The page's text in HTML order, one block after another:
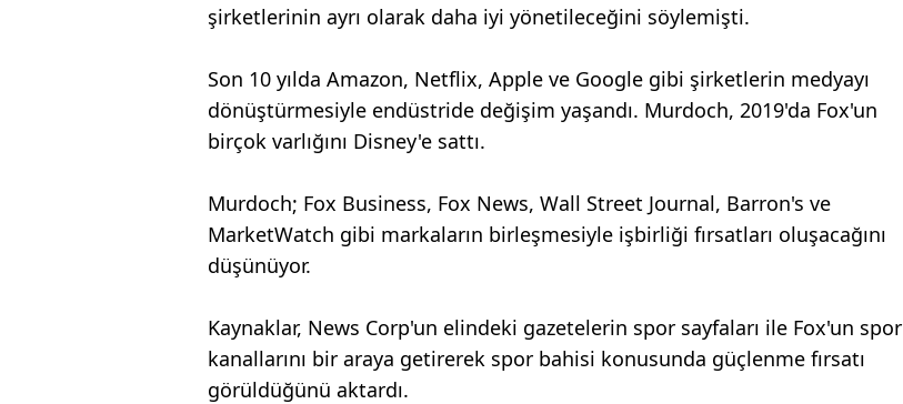
şirketlerinin ayrı olarak daha iyi yönetileceğini söylemişti.
Son 10 yılda Amazon, Netflix, Apple ve Google gibi şirketlerin medyayı
dönüştürmesiyle endüstride değişim yaşandı. Murdoch, 2019'da Fox'un
birçok varlığını Disney'e sattı.
Murdoch; Fox Business, Fox News, Wall Street Journal, Barron's ve
MarketWatch gibi markaların birleşmesiyle işbirliği fırsatları oluşacağını
düşünüyor.
Kaynaklar, News Corp'un elindeki gazetelerin spor sayfaları ile Fox'un spor
kanallarını bir araya getirerek spor bahisi konusunda güçlenme fırsatı
görüldüğünü aktardı.